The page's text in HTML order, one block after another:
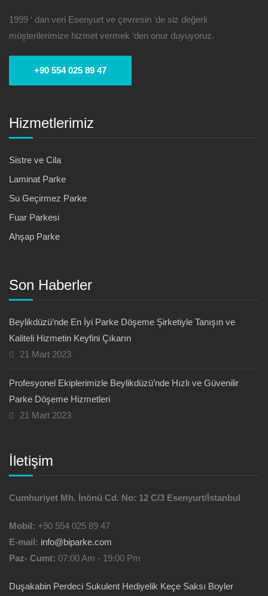
1999 ‘ dan veri Esenyurt ve çevresin ‘de siz değerli
müşterilerimize hizmet vermek ‘den onur duyuyoruz.
+90 554 025 89 47
Hizmetlerimiz
Sistre ve Cila
Laminat Parke
Su Geçirmez Parke
Fuar Parkesi
Ahşap Parke
Son Haberler
Beylikdüzü’nde En İyi Parke Döşeme Şirketiyle Tanışın ve
Kaliteli Hizmetin Keyfini Çıkarın
21 Mart 2023
Profesyonel Ekiplerimizle Beylikdüzü’nde Hızlı ve Güvenilir
Parke Döşeme Hizmetleri
21 Mart 2023
İletişim
Cumhuriyet Mh. İnönü Cd. No: 12 C/3 Esenyurt/İstanbul
Mobil: +90 554 025 89 47
E-mail: info@biparke.com
Paz- Cumt: 07:00 Am - 19:00 Pm
Duşakabin Perdeci Sukulent Hediyelik Keçe Saksı Boyler